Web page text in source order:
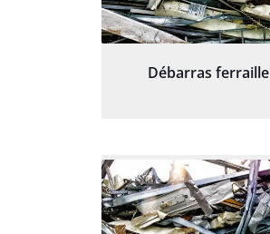
Débarras ferraille